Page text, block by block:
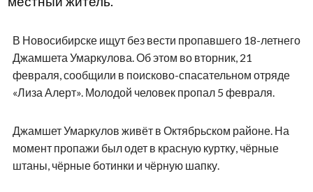
В Новосибирске ищут без вести пропавшего 18-летнего
Джамшета Умаркулова. Об этом во вторник, 21
февраля, сообщили в поисково-спасательном отряде
«Лиза Алерт». Молодой человек пропал 5 февраля.
Джамшет Умаркулов живёт в Октябрьском районе. На
момент пропажи был одет в красную куртку, чёрные
штаны, чёрные ботинки и чёрную шапку.